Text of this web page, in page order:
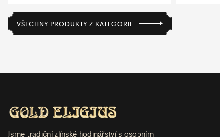
VŠECHNY PRODUKTY Z KATEGORIE
Jsme tradiční zlínské hodinářství s osobním